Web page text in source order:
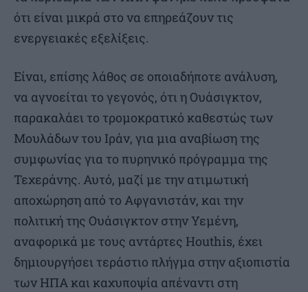
ότι είναι μικρά στο να επηρεάζουν τις
ενεργειακές εξελίξεις.
Είναι, επίσης λάθος σε οποιαδήποτε ανάλυση,
να αγνοείται το γεγονός, ότι η Ουάσιγκτον,
παρακαλάει το τρομοκρατικό καθεστώς των
Μουλάδων του Ιράν, για μια αναβίωση της
συμφωνίας για το πυρηνικό πρόγραμμα της
Τεχεράνης. Αυτό, μαζί με την ατιμωτική
αποχώρηση από το Αφγανιστάν, και την
πολιτική της Ουάσιγκτον στην Υεμένη,
αναφορικά με τους αντάρτες Houthis, έχει
δημιουργήσει τεράστιο πλήγμα στην αξιοπιστία
των ΗΠΑ και καχυποψία απέναντι στη